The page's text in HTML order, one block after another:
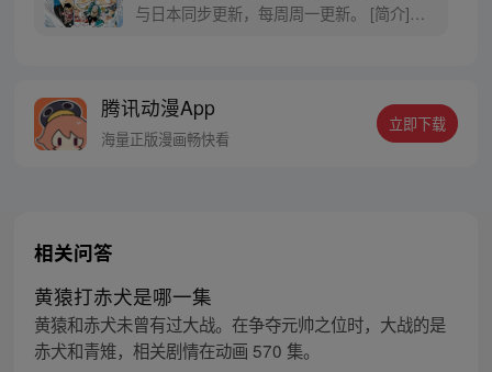
与日本同步更新，每周周一更新。 [简介]有
十年后，路飞为实现与因救他而断臂的杰克
斯的约定而出海，开始了以成为海盗王为目
腾讯动漫App
海量正版漫画畅快看
立即下载
相关问答
黄猿打赤犬是哪一集
黄猿和赤犬未曾有过大战。在争夺元帅之位时，大战的是
赤犬和青雉，相关剧情在动画 570 集。